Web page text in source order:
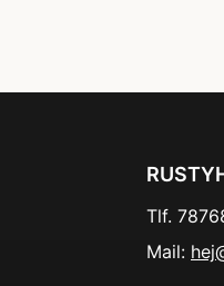
Tlf.
Mail: